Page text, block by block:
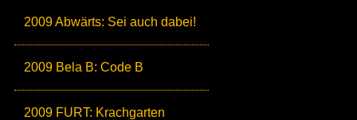
2009 Abwärts: Sei auch dabei!
2009 Bela B: Code B
2009 FURT: Krachgarten